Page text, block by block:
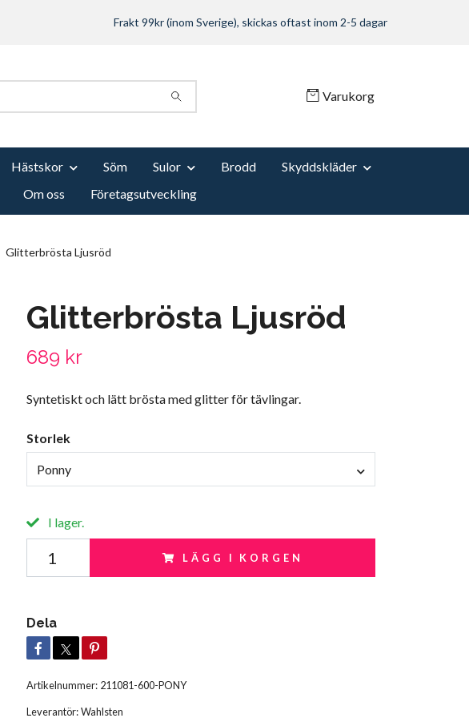
Frakt 99kr (inom Sverige), skickas oftast inom 2-5 dagar
Varukorg
Hästskor Söm Sulor Brodd
Skyddskläder
Om oss Företagsutveckling
Glitterbrösta Ljusröd
Glitterbrösta Ljusröd
689 kr
Syntetiskt och lätt brösta med glitter för tävlingar.
Storlek
Ponny
I lager.
LÄGG I KORGEN
Dela
Artikelnummer: 211081-600-PONY
Leverantör:Wahlsten